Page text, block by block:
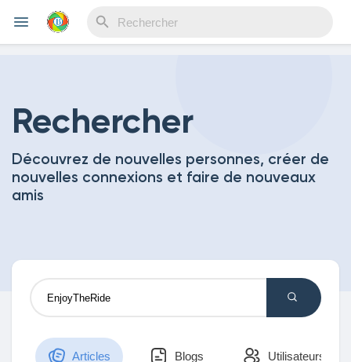
Découvrir Evènements
Découvrir Blogs
Mes Articles
Rechercher
Découvrez de nouvelles personnes, créer de
nouvelles connexions et faire de nouveaux
amis
Articles Blogs Utilisateurs